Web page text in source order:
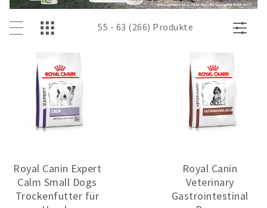
55 - 63 (266) Produkte
Royal Canin Expert
Calm Small Dogs
Trockenfutter für
Royal Canin
Veterinary
Gastrointestinal